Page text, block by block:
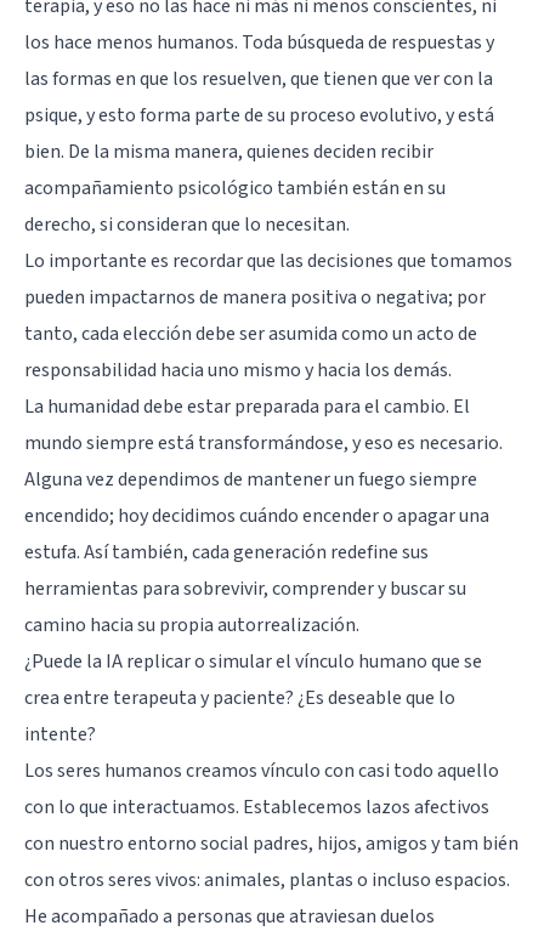
terapia, y eso no las hace ni más ni menos conscientes, ni
los hace menos humanos. Toda búsqueda de respuestas y
las formas en que los resuelven, que tienen que ver con la
psique, y esto forma parte de su proceso evolutivo, y está
bien. De la misma manera, quienes deciden recibir
acompañamiento psicológico también están en su
derecho, si consideran que lo necesitan.
Lo importante es recordar que las decisiones que tomamos
pueden impactarnos de manera positiva o negativa; por
tanto, cada elección debe ser asumida como un acto de
responsabilidad hacia uno mismo y hacia los demás.
La humanidad debe estar preparada para el cambio. El
mundo siempre está transformándose, y eso es necesario.
Alguna vez dependimos de mantener un fuego siempre
encendido; hoy decidimos cuándo encender o apagar una
estufa. Así también, cada generación redefine sus
herramientas para sobrevivir, comprender y buscar su
camino hacia su propia autorrealización.
¿Puede la IA replicar o simular el vínculo humano que se
crea entre terapeuta y paciente? ¿Es deseable que lo
intente?
Los seres humanos creamos vínculo con casi todo aquello
con lo que interactuamos. Establecemos lazos afectivos
con nuestro entorno social padres, hijos, amigos y tam bién
con otros seres vivos: animales, plantas o incluso espacios.
He acompañado a personas que atraviesan duelos